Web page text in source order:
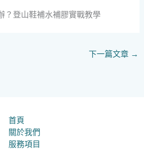
？登山鞋補水補膠實戰教學
下一篇文章 →
首頁
關於我們
服務項目